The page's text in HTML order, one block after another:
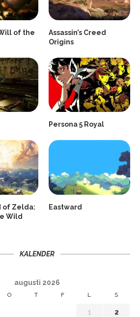
of the
Assassin’s Creed
Origins
Persona 5 Royal
of Zelda:
Wild
Eastward
KALENDER
augusti 2026
O T F L S
1
2